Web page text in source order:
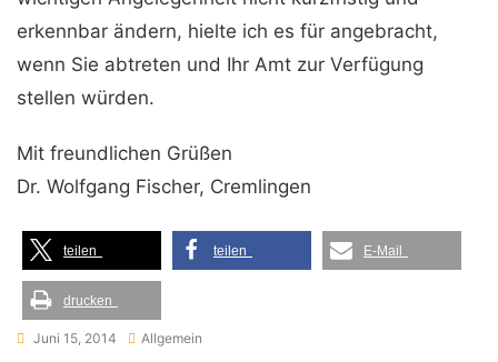
erkennbar ändern, hielte ich es für angebracht,
wenn Sie abtreten und Ihr Amt zur Verfügung
stellen würden.
Mit freundlichen Grüßen
Dr. Wolfgang Fischer, Cremlingen
teilen teilen E-Mail
drucken
Juni 15, 2014 Allgemein